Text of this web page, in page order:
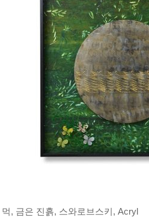
, 금은 진흙, 스와로브스키, Acryl